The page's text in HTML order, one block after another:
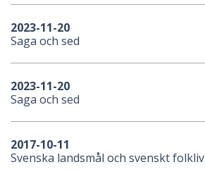
2023-11-20
Saga och sed
2023-11-20
Saga och sed
2017-10-11
Svenska landsmål och svenskt folkliv